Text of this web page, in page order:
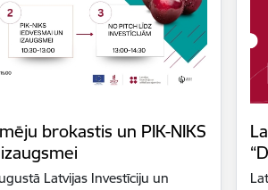
brokastis un PIK-NIKS
Latvijas Investīciju un